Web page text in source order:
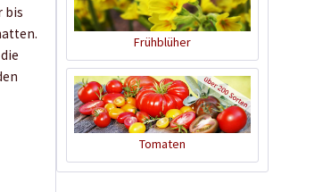
bis
Frühblüher
Tomaten